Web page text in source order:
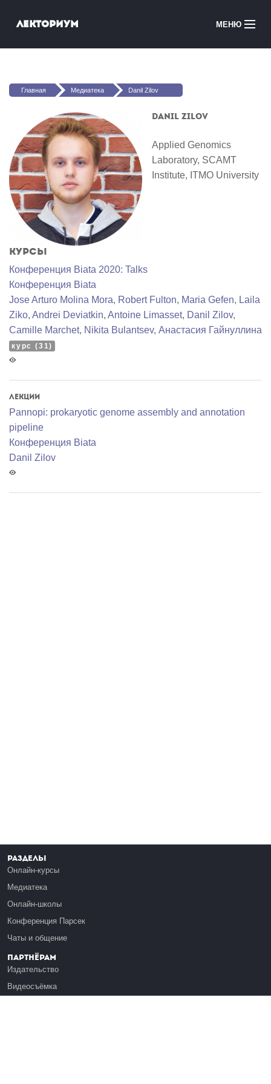
Лекториум МЕНЮ
Онлайн-школы
Courses in English
Войти
Вы здесь
Главная Медиатека Danil Zilov
Danil Zilov
Applied Genomics
Laboratory, SCAMT
Institute, ITMO University
Курсы
Конференция Biata 2020: Talks
Конференция Biata
Jose Arturo Molina Mora, Robert Fulton, Maria Gefen, Laila
Ziko, Andrei Deviatkin, Antoine Limasset, Danil Zilov,
Camille Marchet, Nikita Bulantsev, Анастасия Гайнуллина
курс (31)
Лекции
Pannopi: prokaryotic genome assembly and annotation
pipeline
Конференция Biata
Danil Zilov
Разделы
Онлайн-курсы
Медиатека
Онлайн-школы
Конференция Парсек
Чаты и общение
Партнёрам
Издательство
Видеосъёмка